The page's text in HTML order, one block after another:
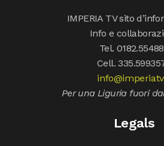
IMPERIA TV sito
Info e
Tel.
Cell.
Per una Liguria fuori
Legals